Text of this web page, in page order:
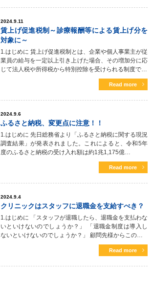
2024.9.11
賃上げ促進税制～診療報酬等による賃上げ分を
対象に～
1.はじめに 賃上げ促進税制とは、企業や個人事業主が従
業員の給与を一定以上引き上げた場合、その増加分に応
じて法人税や所得税から特別控除を受けられる制度で…
Read more
2024.9.6
ふるさと納税、変更点に注意！！
1.はじめに 先日総務省より「ふるさと納税に関する現況
調査結果」が発表されました。これによると、令和5年
度のふるさと納税の受け入れ額は約1兆1,175億…
Read more
2024.9.4
クリニックはスタッフに退職金を支給すべき？
1.はじめに 「スタッフが退職したら、退職金を支払わな
いといけないのでしょうか？」 「退職金制度は導入し
ないといけないのでしょうか？」 顧問先様からこの…
Read more